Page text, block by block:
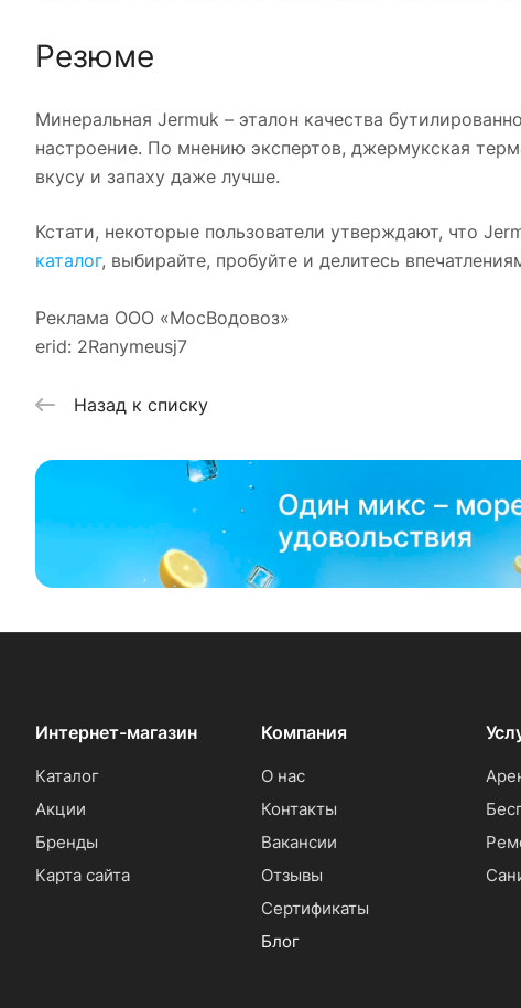
Резюме
Минеральная Jermuk – эталон качества
настроение. По мнению экспертов, джермукская
вкусу и запаху даже лучше.
Кстати, некоторые пользователи утверждают, что
каталог, выбирайте, пробуйте и делитесь
Реклама ООО «МосВодовоз»
erid: 2Ranymeusj7
Назад к списку
Интернет-магазин
Каталог
Акции
Бренды
Карта сайта
Компания
О нас
Контакты
Вакансии
Отзывы
Сертификаты
Блог